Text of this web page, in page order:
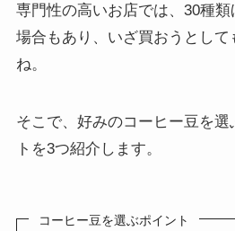
専門性の高いお店では、30種
場合もあり、いざ買おうとして
ね。
そこで、好みのコーヒー豆を
トを3つ紹介します。
コーヒー豆を選ぶポイント